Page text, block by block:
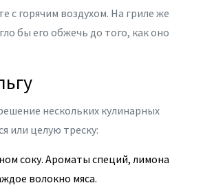
с горячим воздухом. На гриле же
бы его обжечь до того, как оно
нескольких кулинарных
или целую треску:
соку. Ароматы специй, лимона
волокно мяса.